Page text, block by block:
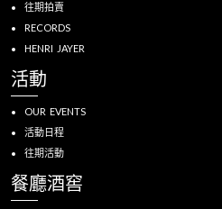
往期拍賣
RECORDS
HENRI JAYER
活動
OUR EVENTS
活動日程
往期活動
餐廳酒窖